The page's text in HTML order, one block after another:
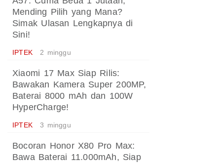
Mending Pilih yang Mana?
Simak Ulasan Lengkapnya di
Sini!
IPTEK 2 minggu
Xiaomi 17 Max Siap Rilis:
Bawakan Kamera Super 200MP,
Baterai 8000 mAh dan 100W
HyperCharge!
IPTEK 3 minggu
Bocoran Honor X80 Pro Max:
Bawa Baterai 11.000mAh, Siap